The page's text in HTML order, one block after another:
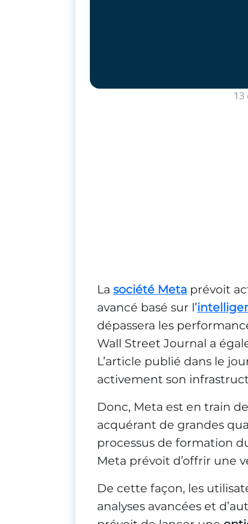
13
La société Meta prévoit
avancé basé sur l’
dépassera les
Wall Street Journal a
L’article publié dans le
activement son
Donc, Meta est en train
acquérant de grandes
processus de formation
Meta prévoit d’offrir une
De cette façon, les
analyses avancées et